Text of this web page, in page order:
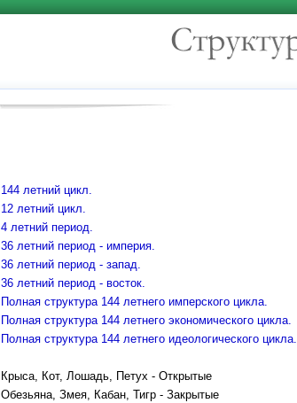
144 летний цикл.
12 летний цикл.
4 летний период.
36 летний период - империя.
36 летний период - запад.
36 летний период - восток.
Полная структура 144 летнего имперского цикла.
Полная структура 144 летнего экономического цикла.
Полная структура 144 летнего идеологического цикла.
Крыса, Кот, Лошадь, Петух - Открытые
Обезьяна, Змея, Кабан, Тигр - Закрытые